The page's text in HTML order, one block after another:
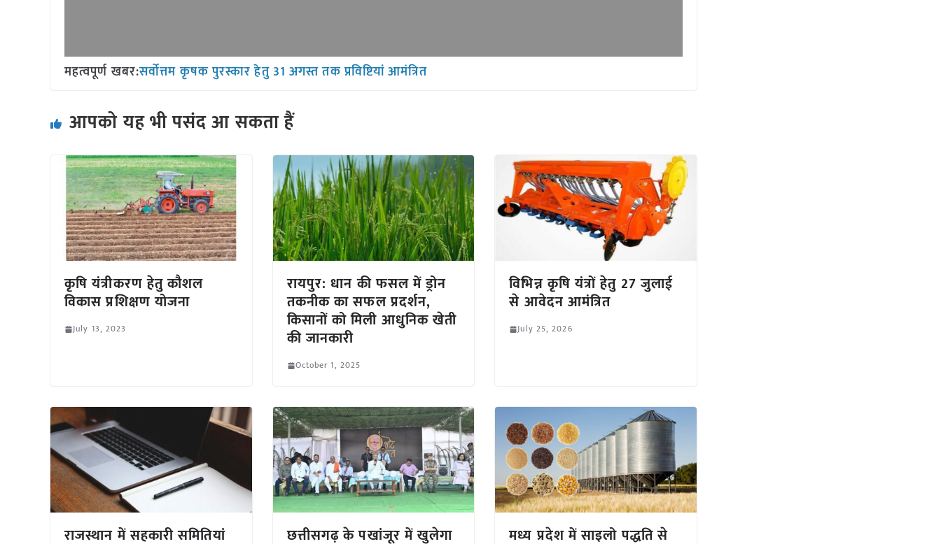
महत्वपूर्ण खबर:सर्वोत्तम कृषक पुरस्कार हेतु 31 अगस्त तक प्रविष्टियां आमंत्रित
आपको यह भी पसंद आ सकता हैं
कृषि यंत्रीकरण हेतु कौशल
विकास प्रशिक्षण योजना
July 13, 2023
रायपुर: धान की फसल में ड्रोन
तकनीक का सफल प्रदर्शन,
किसानों को मिली आधुनिक खेती
की जानकारी
October 1, 2025
विभिन्न कृषि यंत्रों हेतु 27 जुलाई
से आवेदन आमंत्रित
July 25, 2026
राजस्थान में सहकारी समितियां छत्तीसगढ़ के पखांजूर में खुलेगा मध्य प्रदेश में साइलो पद्धति से